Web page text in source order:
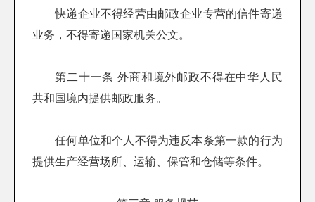
快递企业不得经营由邮政企业专营的信件寄递
业务，不得寄递国家机关公文。
第二十一条 外商和境外邮政不得在中华人民
共和国境内提供邮政服务。
任何单位和个人不得为违反本条第一款的行为
提供生产经营场所、运输、保管和仓储等条件。